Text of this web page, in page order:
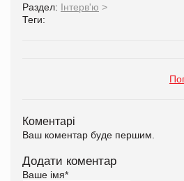
Раздел: Інтерв'ю >
Теги:
Коментарі
Ваш коментар буде першим.
Додати коментар
Ваше імя*